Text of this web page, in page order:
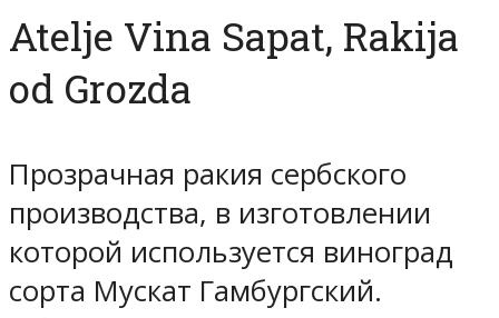
Atelje Vina Sapat, Rakija
od Grozda
Прозрачная ракия сербского
производства, в изготовлении
которой используется виноград
сорта Мускат Гамбургский.